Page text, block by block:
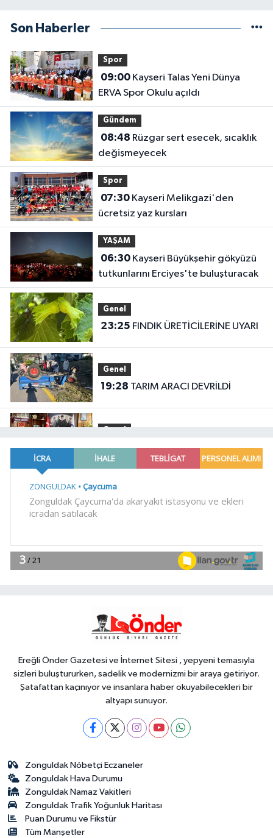
Son Haberler
Spor
09:00Kayseri Talas Yeni Dünya
ERVA Spor Okulu açıldı
Gündem
08:48
değişmeyecek
Spor
07:30Kayseri Melikgazi'den
ücretsiz yaz kursları
YAŞAM
06:30Kayseri Büyükşehir gökyüzü
tutkunlarını Erciyes'te buluşturacak
Genel
23:25 FINDIK ÜRETİCİLERİNE UYARI
Genel
19:28 TARIM ARACI DEVRİLDİ
Genel
19:25‘ÖNCELİK İŞÇİ SAĞLIĞI’
19:15 Cumhurbaşkanı Erdoğan'dan
18:41
hazır
Ereğli Önder Gazetesi ve İnternet Sitesi , yepyeni temasıyla
sizleri buluştururken, sadelik ve modernizmi bir araya getiriyor.
Şatafattan kaçınıyor ve insanlara haber okuyabilecekleri bir
altyapı sunuyor.
Zonguldak Nöbetçi Eczaneler
Zonguldak Hava Durumu
Zonguldak Namaz Vakitleri
Zonguldak Trafik Yoğunluk Haritası
Puan Durumu ve Fikstür
Tüm Manşetler